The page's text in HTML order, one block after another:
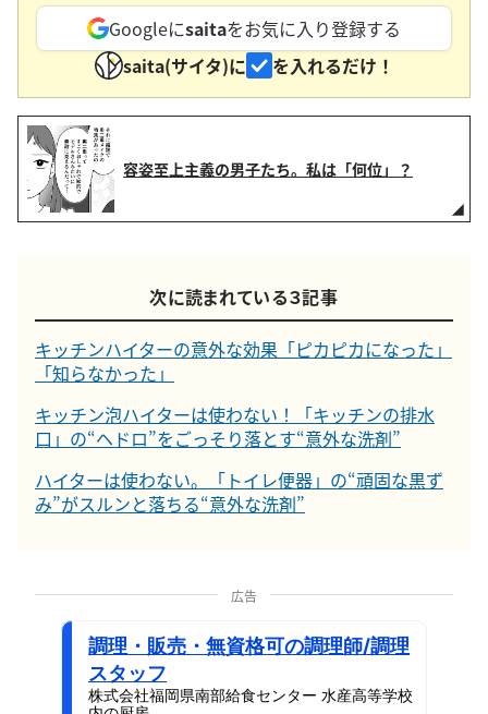
Googleにsaitaをお気に入り登録する
saita(サイタ)に
を入れるだけ！
容姿至上主義の男子たち。私は「何位」？
次に読まれている３記事
キッチンハイターの意外な効果「ピカピカになった」
「知らなかった」
キッチン泡ハイターは使わない！「キッチンの排水
口」の“ヘドロ”をごっそり落とす“意外な洗剤”
ハイターは使わない。「トイレ便器」の“頑固な黒ず
み”がスルンと落ちる“意外な洗剤”
広告
調理・販売・無資格可の調理師/調理
スタッフ
株式会社福岡県南部給食センター 水産高等学校